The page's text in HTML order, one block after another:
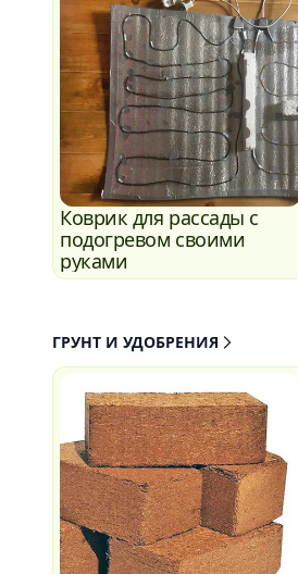
Коврик для рассады с
подогревом своими
руками
ГРУНТ И УДОБРЕНИЯ